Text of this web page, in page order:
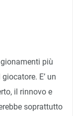
più
E’ un
il rinnovo e
soprattutto